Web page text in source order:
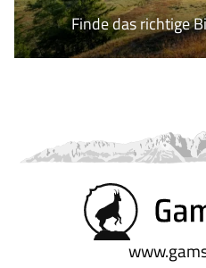
Finde das richtige